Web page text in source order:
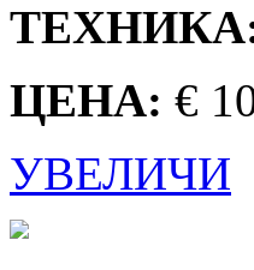
ЦЕНА: €
УВЕЛИЧИ